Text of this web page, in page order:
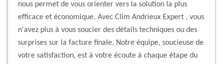
nous permet de vous orienter vers la solution la plus
efficace et économique. Avec Clim Andrieux Expert , vous
n'avez plus à vous soucier des détails techniques ou des
surprises sur la facture finale. Notre équipe, soucieuse de
votre satisfaction, est à votre écoute à chaque étape du